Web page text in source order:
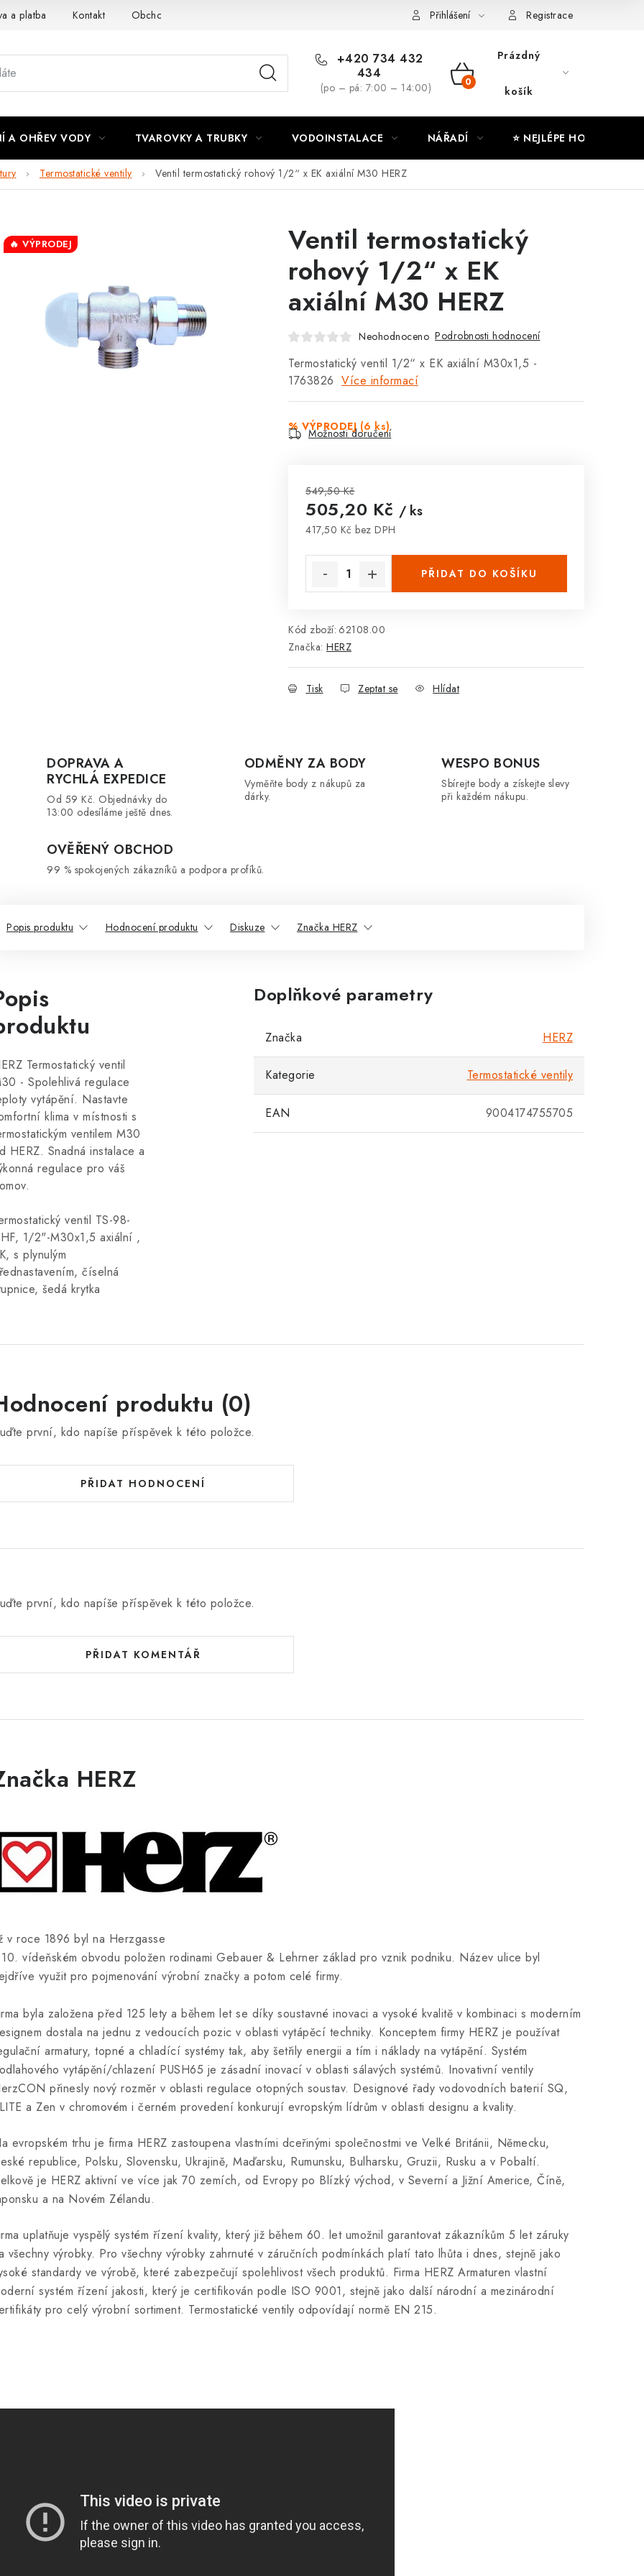
a platba Kontakt Obchodní podmínky Moje objednávka
Přihlášení Registrace
+420 734 432
434
(po – pá: 7:00 – 14:00)
NÁKUPNÍ
Prázdný
košík
A OHŘEV VODY TVAROVKY A TRUBKY VODOINSTALACE NÁŘADÍ ⭐ NEJLÉPE HODNOCENÉ
Termostatické ventily Ventil termostatický rohový 1/2“ x EK axiální M30 HERZ
Ventil termostatický
rohový 1/2“ x EK
axiální M30 HERZ
Neohodnoceno Podrobnosti hodnocení
Termostatický ventil 1/2“ x EK axiální M30x1,5 -
1763826 Více informací
% VÝPRODEJ (6 ks)
Možnosti doručení
549,50 Kč
505,20 Kč / ks
417,50 Kč bez DPH
PŘIDAT DO KOŠÍKU
Kód zboží: 62108.00
Značka: HERZ
Tisk Zeptat se Hlídat
🔥 VÝPRODEJ
DOPRAVA A
RYCHLÁ EXPEDICE
Od 59 Kč. Objednávky do
13:00 odesíláme ještě dnes.
ODMĚNY ZA BODY
Vyměňte body z nákupů za
dárky.
WESPO BONUS
Sbírejte body a získejte slevy
při každém nákupu.
OVĚŘENÝ OBCHOD
99 % spokojených zákazníků a podpora profíků.
Popis produktu Hodnocení produktu Diskuze Značka HERZ
Termostatický ventil
- Spolehlivá regulace
vytápění. Nastavte
klima v místnosti s
ventilem M30
HERZ. Snadná instalace a
regulace pro váš
ventil TS-98-
1/2"-M30x1,5 axiální ,
s plynulým
číselná
šedá krytka
Doplňkové parametry
Značka HERZ
Kategorie Termostatické ventily
EAN 9004174755705
produktu (0)
první, kdo napíše příspěvek k této položce.
PŘIDAT HODNOCENÍ
první, kdo napíše příspěvek k této položce.
PŘIDAT KOMENTÁŘ
HERZ
v roce 1896 byl na Herzgasse
vídeňském obvodu položen rodinami Gebauer & Lehrner základ pro vznik podniku. Název ulice byl
využit pro pojmenování výrobní značky a potom celé firmy.
byla založena před 125 lety a během let se díky soustavné inovaci a vysoké kvalitě v kombinaci s moderním
dostala na jednu z vedoucích pozic v oblasti vytápěcí techniky. Konceptem firmy HERZ je používat
armatury, topné a chladící systémy tak, aby šetřily energii a tím i náklady na vytápění. Systém
vytápění/chlazení PUSH65 je zásadní inovací v oblasti sálavých systémů. Inovativní ventily
přinesly nový rozměr v oblasti regulace otopných soustav. Designové řady vodovodních baterií SQ,
a Zen v chromovém i černém provedení konkurují evropským lídrům v oblasti designu a kvality.
evropském trhu je firma HERZ zastoupena vlastními dceřinými společnostmi ve Velké Británii, Německu,
republice, Polsku, Slovensku, Ukrajině, Maďarsku, Rumunsku, Bulharsku, Gruzii, Rusku a v Pobaltí.
je HERZ aktivní ve více jak 70 zemích, od Evropy po Blízký východ, v Severní a Jižní Americe, Číně,
a na Novém Zélandu.
uplatňuje vyspělý systém řízení kvality, který již během 60. let umožnil garantovat zákazníkům 5 let záruky
všechny výrobky. Pro všechny výrobky zahrnuté v záručních podmínkách platí tato lhůta i dnes, stejně jako
standardy ve výrobě, které zabezpečují spolehlivost všech produktů. Firma HERZ Armaturen vlastní
systém řízení jakosti, který je certifikován podle ISO 9001, stejně jako další národní a mezinárodní
pro celý výrobní sortiment. Termostatické ventily odpovídají normě EN 215.
Zákaznická podpora